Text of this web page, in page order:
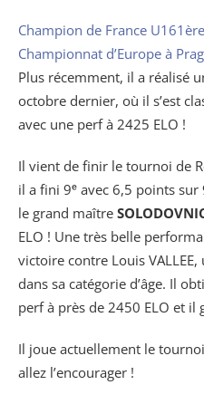
Champion de France U16
Championnat d’Europe à
Plus récemment, il a réalisé
octobre dernier, où il s’est
avec une perf à 2425 ELO !
Il vient de finir le tournoi de
il a fini 9ᵉ avec 6,5 points
le grand maître
ELO ! Une très belle
victoire contre Louis
dans sa catégorie d’âge. Il
perf à près de 2450 ELO et il
Il joue actuellement le
allez l’encourager !